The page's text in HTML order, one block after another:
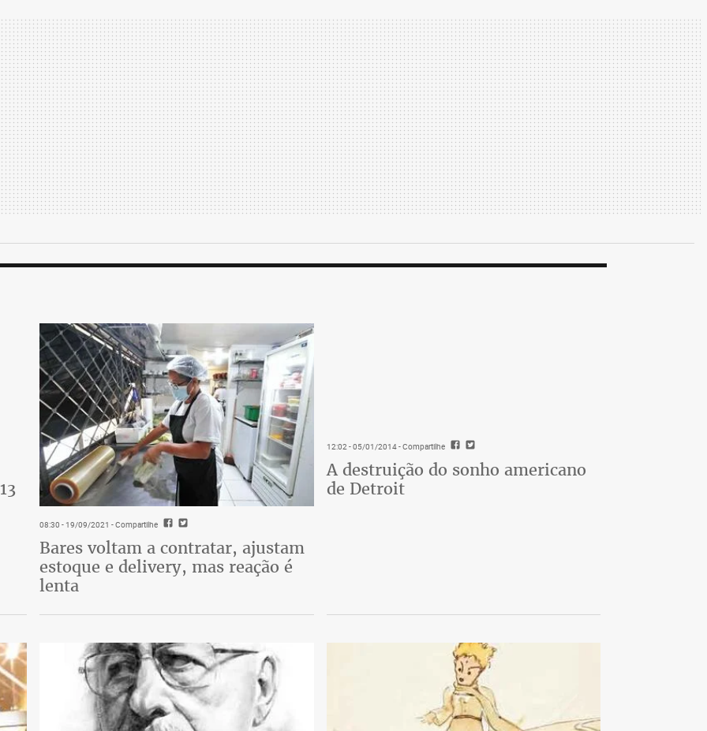
08:30 - 19/09/2021 - Compartilhe
Bares voltam a contratar, ajustam
estoque e delivery, mas reação é
lenta
12:02 - 05/01/2014- Compartilhe
A destruição do sonho americano
de Detroit